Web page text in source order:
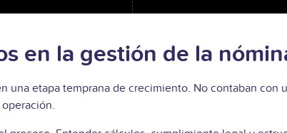
en la gestión de la
una etapa temprana de crecimiento. No contaban